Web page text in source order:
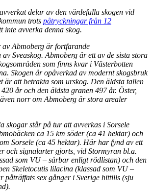
delar av den värdefulla skogen vid
trots påtryckningar från 12
inte avverka denna skog.
Abmoberg är fortfarande
Sveaskog. Abmoberg är ett av de sista stora
som finns kvar i Västerbotten
Skogen är opåverkad av modernt skogsbruk
är att betrakta som urskog. Den äldsta tallen
år och den äldsta granen 497 år. Öster,
norr om Abmoberg är stora arealer
skogar står på tur att avverkas i Sorsele
ca 15 km söder (ca 41 hektar) och
Sorsele (ca 45 hektar). Här har fynd av ett
och signalarter gjorts, vid Stormyran bl.a.
som VU – sårbar enligt rödlistan) och den
Skeletocutis lilacina (klassad som VU –
påträffats sex gånger i Sverige hittills (sju